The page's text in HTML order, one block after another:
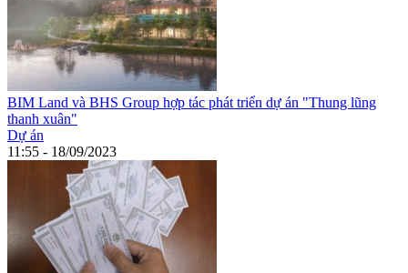
BIM Land và BHS Group hợp tác phát triển dự án "Thung lũng
thanh xuân"
Dự án
11:55 - 18/09/2023